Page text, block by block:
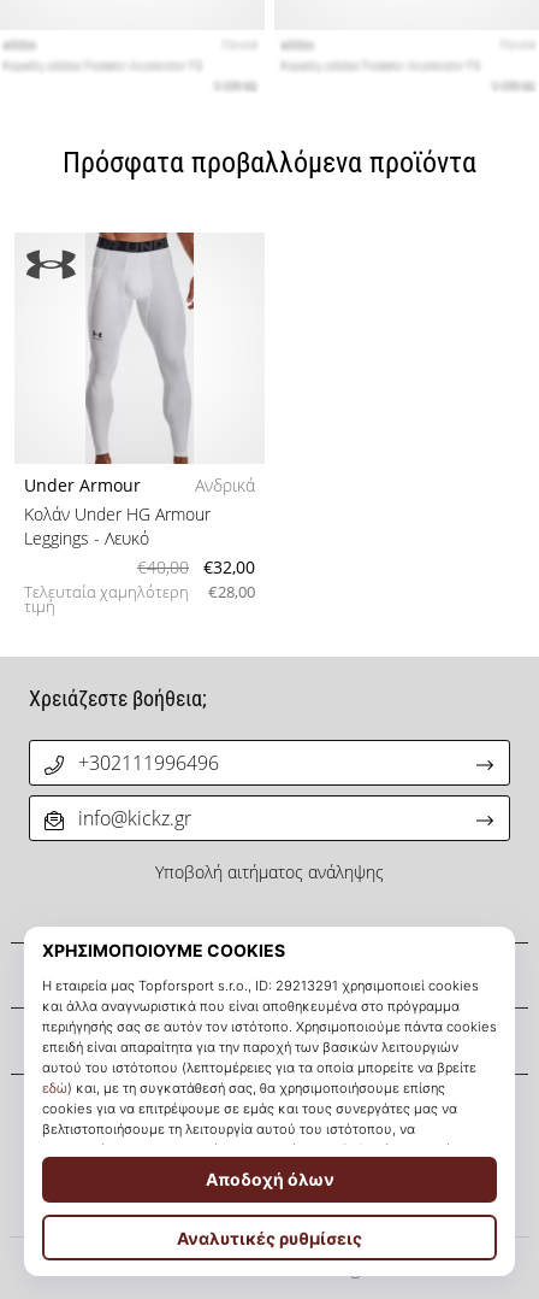
Πρόσφατα προβαλλόμενα προϊόντα
Under Armour
Ανδρικά
Κολάν Under HG Armour
Leggings - Λευκό
€40,00
€32,00
Τελευταία χαμηλότερη
τιμή
€28,00
KICKZ.gr
Σχετικά μ' εμάς
Εξυπηρέτηση πελατών
Χρειάζεστε βοήθεια;
+302111996496
info@kickz.gr
Υποβολή αιτήματος ανάληψης
© 2010 – 2026 KICKZ.gr